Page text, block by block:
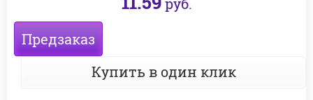
руб.
Предзаказ
Купить в один клик